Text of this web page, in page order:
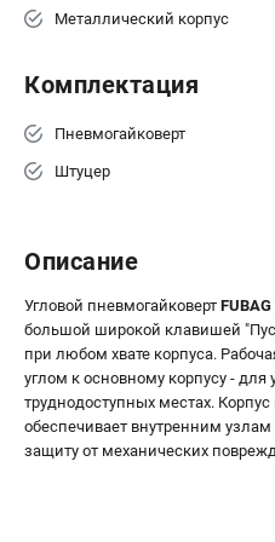
Металлический корпус
Комплектация
Пневмогайковерт
Штуцер
Описание
Угловой пневмогайковерт
большой широкой клавишей
при любом хвате корпуса.
углом к основному корпусу - для
труднодоступных местах.
обеспечивает внутренним
защиту от механических